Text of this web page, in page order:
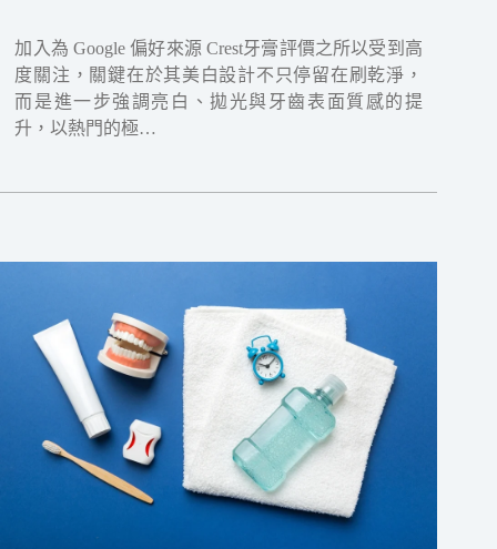
加入為 Google 偏好來源 Crest牙膏評價之所以受到高
度關注，關鍵在於其美白設計不只停留在刷乾淨，
而是進一步強調亮白、拋光與牙齒表面質感的提
升，以熱門的極…